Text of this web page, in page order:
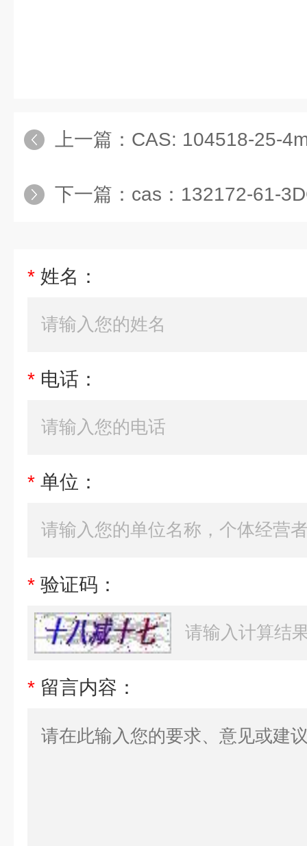
上一篇： CAS: 104518-25-
下一篇： cas：132172-61-3DOTAP(2,3-
* 姓名：
* 电话：
* 单位：
* 验证码：
* 留言内容：